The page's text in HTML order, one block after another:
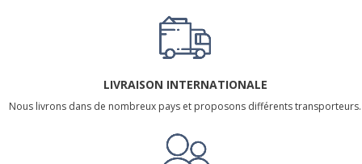
LIVRAISON INTERNATIONALE
Nous livrons dans de nombreux pays et proposons différents transporteurs.